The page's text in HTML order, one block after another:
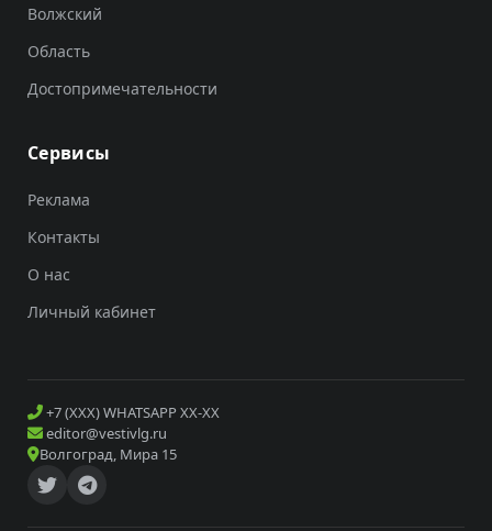
Волжский
Область
Достопримечательности
Сервисы
Реклама
Контакты
О нас
Личный кабинет
+7 (XXX) WHATSAPP XX-XX
editor@vestivlg.ru
Волгоград, Мира 15